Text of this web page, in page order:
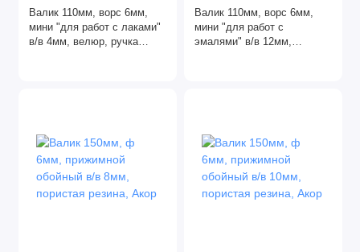
Валик 110мм, ворс 6мм,
мини "для работ с лаками"
в/в 4мм, велюр, ручка
Валик 110мм, ворс 6мм,
мини "для работ с
эмалями" в/в 12мм,